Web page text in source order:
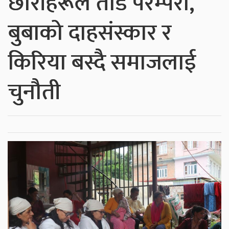
बुबाको दाहसंस्कार र
किरिया बस्दै समाजलाई
चुनौती